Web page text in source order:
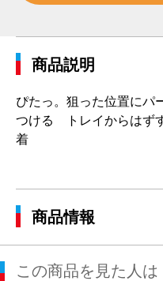
商品説明
ぴたっ。狙った位置にパ
つける トレイからは
着
商品情報
この商品を見た人は